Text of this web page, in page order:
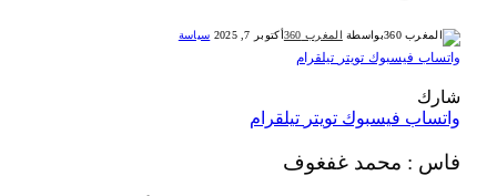
بواسطة المغرب 360 أكتوبر 7, 2025 سياسة
واتساب فيسبوك تويتر تيلقرام
شارك
واتساب فيسبوك تويتر تيلقرام
فاس : محمد غفغوف